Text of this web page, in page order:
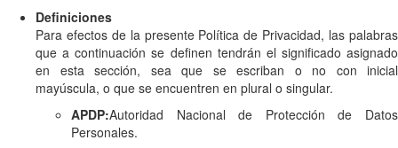
Definiciones
Para efectos de la presente Política de Privacidad, las palabras
que a continuación se definen tendrán el significado asignado
en esta sección, sea que se escriban o no con inicial
mayúscula, o que se encuentren en plural o singular.
APDP:Autoridad Nacional de Protección de Datos
Personales.